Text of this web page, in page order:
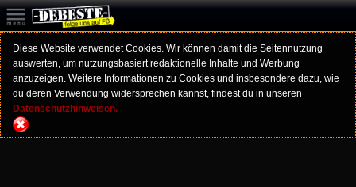
Diese Website verwendet Cookies. Wir können damit die Seitennutzung
auswerten, um nutzungsbasiert redaktionelle Inhalte und Werbung
anzuzeigen. Weitere Informationen zu Cookies und insbesondere dazu, wie
du deren Verwendung widersprechen kannst, findest du in unseren
Datenschutzhinweisen.